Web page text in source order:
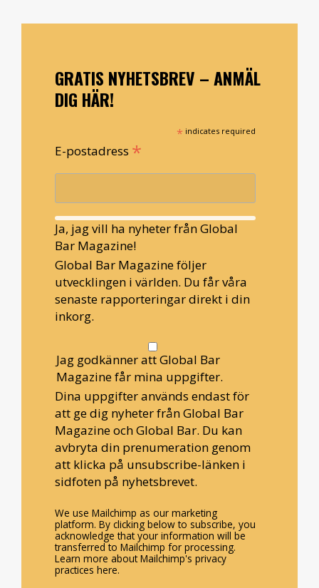
GRATIS NYHETSBREV – ANMÄL
DIG HÄR!
* indicates required
E-postadress *
Ja, jag vill ha nyheter från Global
Bar Magazine!
Global Bar Magazine följer
utvecklingen i världen. Du får våra
senaste rapporteringar direkt i din
inkorg.
Jag godkänner att Global Bar
Magazine får mina uppgifter.
Dina uppgifter används endast för
att ge dig nyheter från Global Bar
Magazine och Global Bar. Du kan
avbryta din prenumeration genom
att klicka på unsubscribe-länken i
sidfoten på nyhetsbrevet.
We use Mailchimp as our marketing
platform. By clicking below to subscribe, you
acknowledge that your information will be
transferred to Mailchimp for processing.
Learn more about Mailchimp's privacy
practices here.